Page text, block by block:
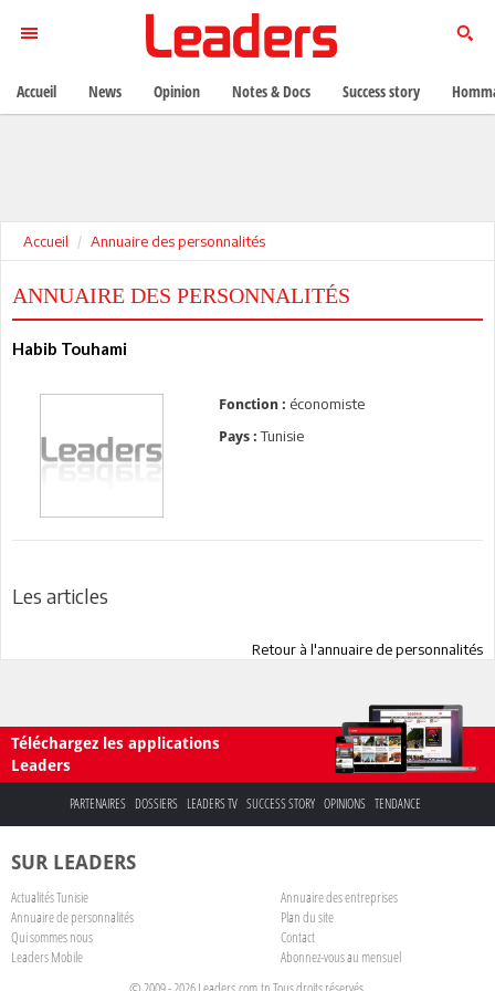
Accueil Annuaire des personnalités
ANNUAIRE DES PERSONNALITÉS
Habib Touhami
Fonction : économiste
Pays : Tunisie
Les articles
Retour à l'annuaire de personnalités
Téléchargez les applications
Leaders
PARTENAIRES DOSSIERS LEADERS TV SUCCESS STORY OPINIONS TENDANCE
SUR LEADERS
Actualités Tunisie
Annuaire des entreprises
Annuaire de personnalités
Plan du site
Qui sommes nous
Contact
Leaders Mobile
Abonnez-vous au mensuel
Accueil News Opinion Notes & Docs Success story